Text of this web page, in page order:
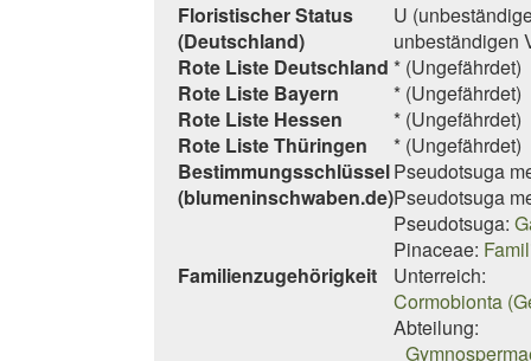
Floristischer Status
(Deutschland)
U
unbeständigen
Rote Liste Deutschland * (Ungefährdet)
Rote Liste Bayern
* (Ungefährdet)
Rote Liste Hessen
* (Ungefährdet)
Rote Liste Thüringen
* (Ungefährdet)
Bestimmungsschlüssel
(blumeninschwaben.de)
Pseudotsuga
Pseudotsuga
Pseudotsuga:
Pinaceae:
Familienzugehörigkeit
Unterreich:
Cormobionta
Abteilung: